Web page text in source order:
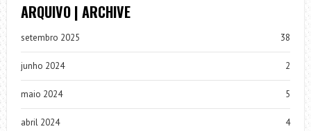
ARQUIVO | ARCHIVE
setembro 2025 38
junho 2024 2
maio 2024 5
abril 2024 4